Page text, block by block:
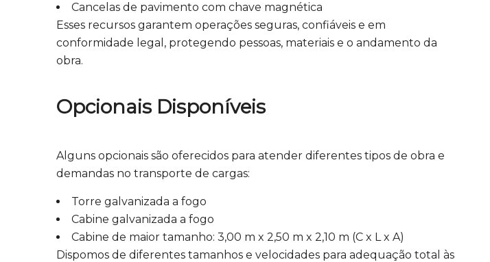
Cancelas de pavimento com chave magnética
Esses recursos garantem operações seguras, confiáveis e em
conformidade legal, protegendo pessoas, materiais e o andamento da
obra.
Opcionais Disponíveis
Alguns opcionais são oferecidos para atender diferentes tipos de obra e
demandas no transporte de cargas:
Torre galvanizada a fogo
Cabine galvanizada a fogo
Cabine de maior tamanho: 3,00 m x 2,50 m x 2,10 m (C x L x A)
Dispomos de diferentes tamanhos e velocidades para adequação total às